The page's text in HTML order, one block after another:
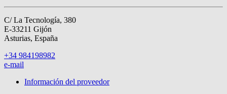
C/ La Tecnología, 380
E-33211 Gijón
Asturias, España
+34 984198982
e-mail
Información del proveedor